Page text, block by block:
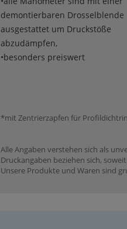
demontierbaren Drosselblende
ausgestattet um Druckstöße
abzudämpfen,
•besonders preiswert
*mit Zentrierzapfen für
Alle Angaben verstehen sich als
Druckangaben beziehen sich,
Unsere Produkte und Waren sind